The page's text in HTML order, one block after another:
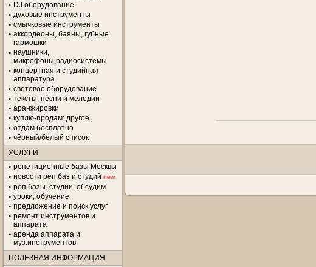
DJ оборудование
духовые инструменты
смычковые инструменты
аккордеоны, баяны, губные
гармошки
наушники,
микрофоны,радиосистемы
концертная и студийная
аппаратура
световое оборудование
тексты, песни и мелодии
аранжировки
куплю-продам: другое
отдам бесплатно
чёрный/белый список
УСЛУГИ
репетиционные базы Москвы
новости реп.баз и студий new
реп.базы, студии: обсудим
уроки, обучение
предложение и поиск услуг
ремонт инструментов и
аппарата
аренда аппарата и
муз.инструментов
ПОЛЕЗНАЯ ИНФОРМАЦИЯ